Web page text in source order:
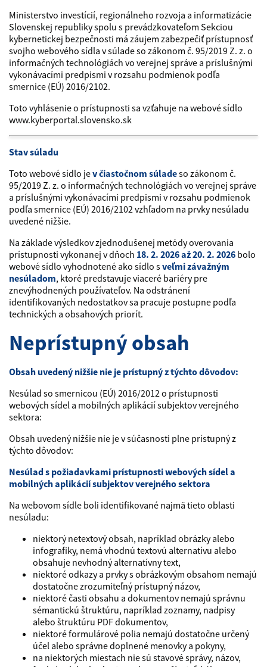
Ministerstvo investícií, regionálneho rozvoja a informatizácie
Slovenskej republiky spolu s prevádzkovateľom Sekciou
kybernetickej bezpečnosti má záujem zabezpečiť prístupnosť
svojho webového sídla v súlade so zákonom č. 95/2019 Z. z. o
informačných technológiách vo verejnej správe a príslušnými
vykonávacími predpismi v rozsahu podmienok podľa
smernice (EÚ) 2016/2102.
Toto vyhlásenie o prístupnosti sa vzťahuje na webové sídlo
www.kyberportal.slovensko.sk
Stav súladu
Toto webové sídlo jev čiastočnom súladeso zákonom č.
95/2019 Z. z. o informačných technológiách vo verejnej správe
a príslušnými vykonávacími predpismi v rozsahu podmienok
podľa smernice (EÚ) 2016/2102 vzhľadom na prvky nesúladu
uvedené nižšie.
Na základe výsledkov zjednodušenej metódy overovania
prístupnosti vykonanej v dňoch 18. 2. 2026 až 20. 2. 2026 bolo
webové sídlo vyhodnotené ako sídlo sveľmi závažným
nesúladom, ktoré predstavuje viaceré bariéry pre
znevýhodnených používateľov. Na odstránení
identifikovaných nedostatkov sa pracuje postupne podľa
technických a obsahových priorít.
Neprístupný obsah
Obsah uvedený nižšie nie je prístupný z týchto dôvodov:
Nesúlad so smernicou (EÚ) 2016/2012 o prístupnosti
webových sídel a mobilných aplikácií subjektov verejného
sektora:
Obsah uvedený nižšie nie je v súčasnosti plne prístupný z
týchto dôvodov:
Nesúlad s požiadavkami prístupnosti webových sídel a
mobilných aplikácií subjektov verejného sektora
Na webovom sídle boli identifikované najmä tieto oblasti
nesúladu:
niektorý netextový obsah, napríklad obrázky alebo
infografiky, nemá vhodnú textovú alternatívu alebo
obsahuje nevhodný alternatívny text,
niektoré odkazy a prvky s obrázkovým obsahom nemajú
dostatočne zrozumiteľný prístupný názov,
niektoré časti obsahu a dokumentov nemajú správnu
sémantickú štruktúru, napríklad zoznamy, nadpisy
alebo štruktúru PDF dokumentov,
niektoré formulárové polia nemajú dostatočne určený
účel alebo správne doplnené menovky a pokyny,
na niektorých miestach nie sú stavové správy, názov,